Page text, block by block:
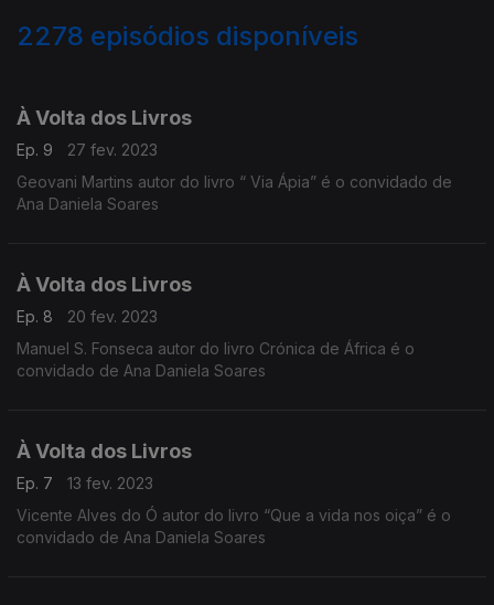
2278 episódios disponíveis
À Volta dos Livros
Ep. 9
27 fev. 2023
Geovani Martins autor do livro “ Via Ápia” é o convidado de
Ana Daniela Soares
À Volta dos Livros
Ep. 8
20 fev. 2023
Manuel S. Fonseca autor do livro Crónica de África é o
convidado de Ana Daniela Soares
À Volta dos Livros
Ep. 7
13 fev. 2023
Vicente Alves do Ó autor do livro “Que a vida nos oiça” é o
convidado de Ana Daniela Soares